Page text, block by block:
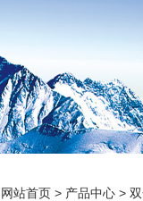
网站首页 > 产品中心 >